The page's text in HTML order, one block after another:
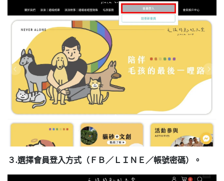
３.選擇會員登入方式（ＦＢ／ＬＩＮＥ／帳號密碼）。